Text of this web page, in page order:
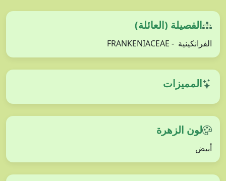
الفصيلة (العائلة)
الفرانكينية - FRANKENIACEAE
المميزات
لون الزهرة
أبيض